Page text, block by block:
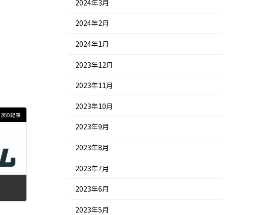
次の記事
2024年3月
2024年2月
2024年1月
2023年12月
2023年11月
2023年10月
2023年9月
2023年8月
2023年7月
2023年6月
2023年5月